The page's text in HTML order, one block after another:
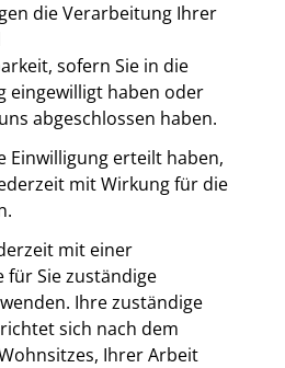
die Verarbeitung Ihrer
sofern Sie in die
eingewilligt haben oder
abgeschlossen haben.
Einwilligung erteilt haben,
mit Wirkung für die
mit einer
für Sie zuständige
Ihre zuständige
sich nach dem
Ihrer Arbeit